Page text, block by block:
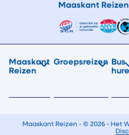
Maaskant
Maaskant
Reizen
Groepsreizen Bus
Maaskant Reizen - © 2026 - Het